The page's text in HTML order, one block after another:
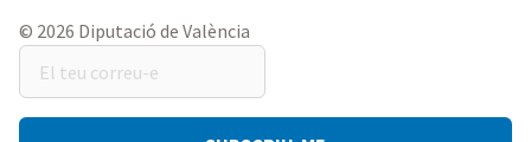
© 2026 Diputació de València
teu
correu-